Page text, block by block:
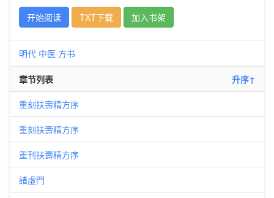
开始阅读
TXT下载 加入书架
明代 中医 方书
章节列表 升序↑
重刻扶壽精方序
重刻扶壽精方序
重刊扶壽精方序
諸虛門